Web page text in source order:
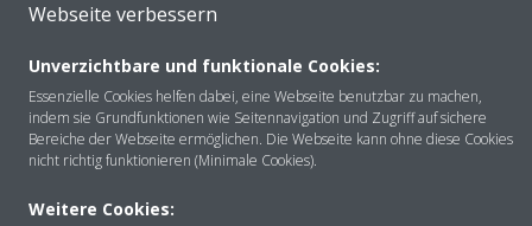
Über DAIKIN
Anwendungsbereiche
Webseite verbessern
Unverzichtbare und funktionale Cookies:
Essenzielle Cookies helfen dabei, eine Webseite benutzbar zu machen,
indem sie Grundfunktionen wie Seitennavigation und Zugriff auf sichere
Bereiche der Webseite ermöglichen. Die Webseite kann ohne diese Cookies
nicht richtig funktionieren (Minimale Cookies).
Weitere Cookies: